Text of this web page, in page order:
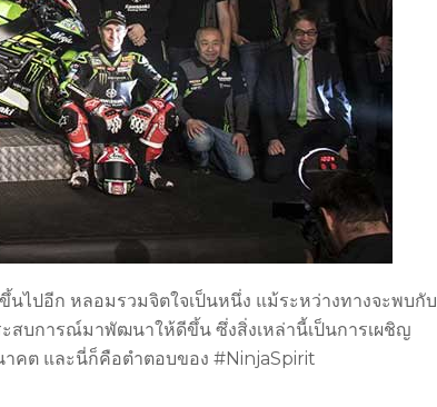
ไปอีก หลอมรวมจิตใจเป็นหนึ่ง แม้ระหว่างทางจะพบกับ
สบการณ์มาพัฒนาให้ดีขึ้น ซึ่งสิ่งเหล่านี้เป็นการเผชิญ
คต และนี่ก็คือตำตอบของ #NinjaSpirit